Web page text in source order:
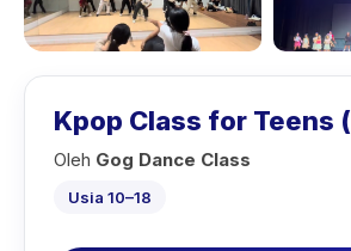
Kpop Class for Teens
Oleh Gog Dance Class
Usia 10–18